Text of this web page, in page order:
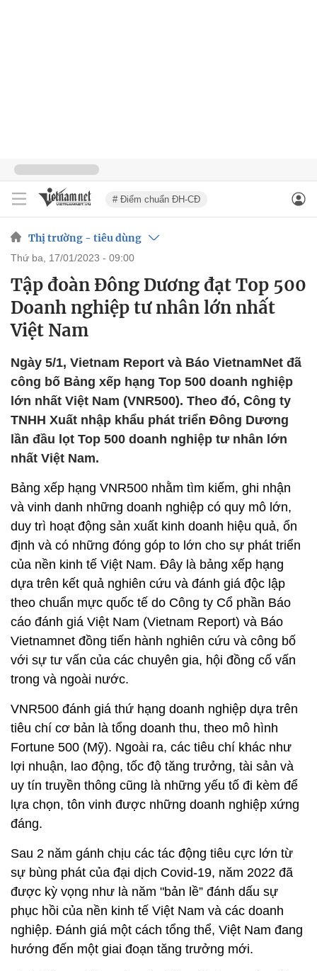
# Điểm chuẩn ĐH-CĐ
Thị trường - tiêu dùng
thứ ba, 17/01/2023 - 09:00
Tập đoàn Đông Dương đạt Top 500
Doanh nghiệp tư nhân lớn nhất
Việt Nam
Ngày 5/1, Vietnam Report và Báo VietnamNet đã
công bố Bảng xếp hạng Top 500 doanh nghiệp
lớn nhất Việt Nam (VNR500). Theo đó, Công ty
TNHH Xuất nhập khẩu phát triển Đông Dương
lần đầu lọt Top 500 doanh nghiệp tư nhân lớn
nhất Việt Nam.
Bảng xếp hạng VNR500 nhằm tìm kiếm, ghi nhận
và vinh danh những doanh nghiệp có quy mô lớn,
duy trì hoạt động sản xuất kinh doanh hiệu quả, ổn
định và có những đóng góp to lớn cho sự phát triển
của nền kinh tế Việt Nam. Đây là bảng xếp hạng
dựa trên kết quả nghiên cứu và đánh giá độc lập
theo chuẩn mực quốc tế do Công ty Cổ phần Báo
cáo đánh giá Việt Nam (Vietnam Report) và Báo
Vietnamnet đồng tiến hành nghiên cứu và công bố
với sự tư vấn của các chuyên gia, hội đồng cố vấn
trong và ngoài nước.
VNR500 đánh giá thứ hạng doanh nghiệp dựa trên
tiêu chí cơ bản là tổng doanh thu, theo mô hình
Fortune 500 (Mỹ). Ngoài ra, các tiêu chí khác như
lợi nhuận, lao động, tốc độ tăng trưởng, tài sản và
uy tín truyền thông cũng là những yếu tố đi kèm để
lựa chọn, tôn vinh được những doanh nghiệp xứng
đáng.
Sau 2 năm gánh chịu các tác động tiêu cực lớn từ
sự bùng phát của đại dịch Covid-19, năm 2022 đã
được kỳ vọng như là năm "bản lề” đánh dấu sự
phục hồi của nền kinh tế Việt Nam và các doanh
nghiệp. Đánh giá một cách tổng thể, Việt Nam đang
hướng đến một giai đoạn tăng trưởng mới.